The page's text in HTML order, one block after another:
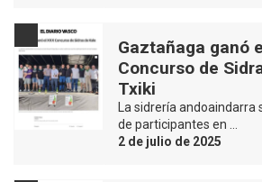
Gaztañaga ganó
Concurso de
Txiki
La sidrería
de participantes en …
2 de julio de 2025